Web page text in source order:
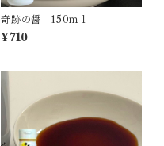
奇跡の醤 150ｍｌ
¥710